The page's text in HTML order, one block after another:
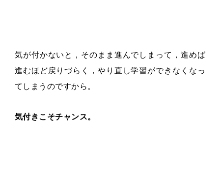
気が付かないと，そのまま進んでしまって，進めば
進むほど戻りづらく，やり直し学習ができなくなっ
てしまうのですから。
気付きこそチャンス。